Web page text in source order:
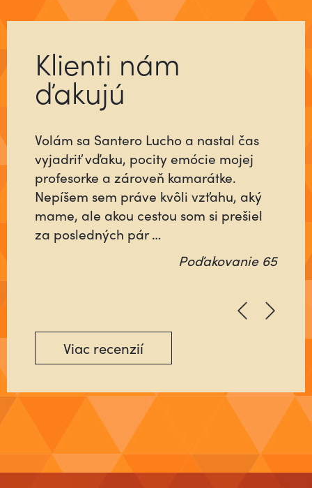
Klienti nám
ďakujú
Volám sa Santero Lucho a nastal čas
vyjadriť vďaku, pocity emócie mojej
profesorke a zároveň kamarátke.
Nepíšem sem práve kvôli vzťahu, aký
mame, ale akou cestou som si prešiel
za posledných pár …
Poďakovanie 65
Už ste niekedy stretli človeka, ktorý sa
pre vás do niečoho vloží tak, ako keby
šlo o jeho najbližších alebo o neho
samého? Ktorý nebude rátať čas, ani
energiu minutú vo váš prospech, ale
pôjde na …
Poďakovanie 64
Viac recenzií